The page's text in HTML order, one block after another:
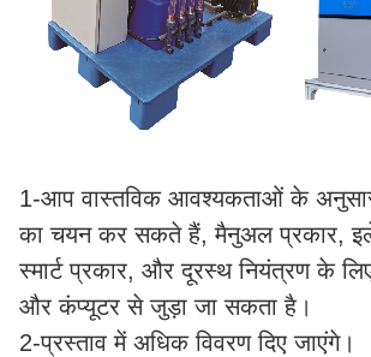
1-आप वास्तविक आवश्यकताओं के
का चयन कर सकते हैं, मैनुअल प्रकार,
स्मार्ट प्रकार, और दूरस्थ नियंत्रण के
और कंप्यूटर से जुड़ा जा सकता है।
2-प्रस्ताव में अधिक विवरण दिए जाएंगे।